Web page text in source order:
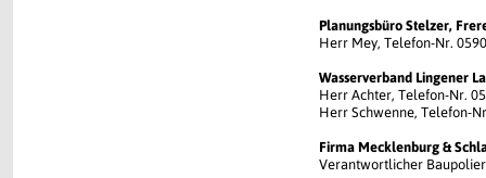
Planungsbüro Stelzer,
Herr Mey, Telefon-Nr.
Wasserverband Lingener
Herr Achter, Telefon-Nr.
Herr Schwenne, Telefon-
Firma Mecklenburg &
Verantwortlicher